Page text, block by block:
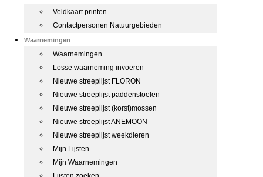
Veldkaart printen
Contactpersonen Natuurgebieden
Waarnemingen
Waarnemingen
Losse waarneming invoeren
Nieuwe streeplijst FLORON
Nieuwe streeplijst paddenstoelen
Nieuwe streeplijst (korst)mossen
Nieuwe streeplijst ANEMOON
Nieuwe streeplijst weekdieren
Mijn Lijsten
Mijn Waarnemingen